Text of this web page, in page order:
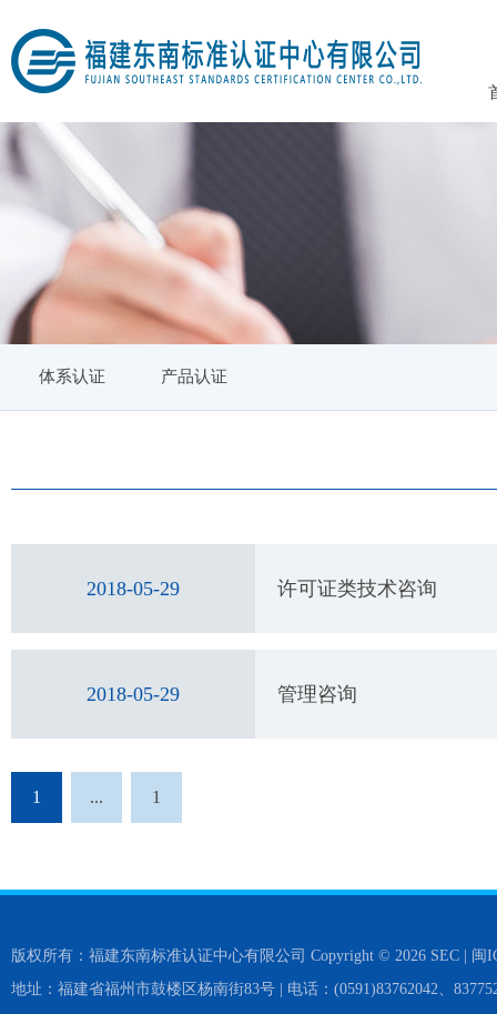
体系认证 产品认证
2018-05-29 许可证类技术咨询
2018-05-29 管理咨询
1 ... 1
版权所有：福建东南标准认证中心有限公司 Copyright © 2026 SEC | 闽
地址：福建省福州市鼓楼区杨南街83号 | 电话：(0591)83762042、